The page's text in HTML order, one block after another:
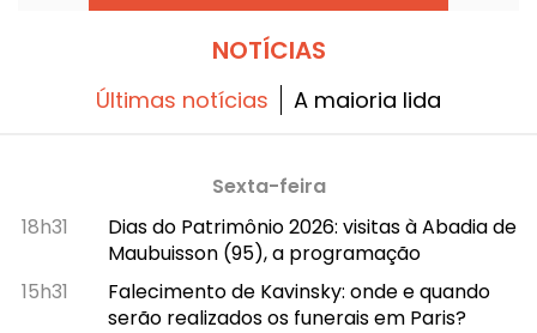
NOTÍCIAS
Últimas notícias A maioria lida
Sexta-feira
18h31
Dias do Patrimônio 2026: visitas à Abadia de
Maubuisson (95), a programação
15h31
Falecimento de Kavinsky: onde e quando
serão realizados os funerais em Paris?